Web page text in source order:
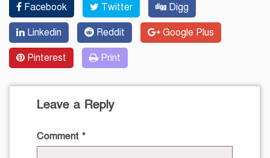
Facebook Twitter Digg
Linkedin Reddit Google Plus
Pinterest Print
Leave a Reply
Comment *